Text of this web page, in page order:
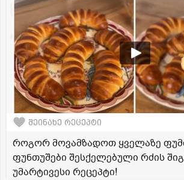
შეინახე რეცეპტი
როგორ მოვამზადოთ ყველაზე
ფუნთუშები შესქელებული რძის
უმარტივესი რეცეპტი!